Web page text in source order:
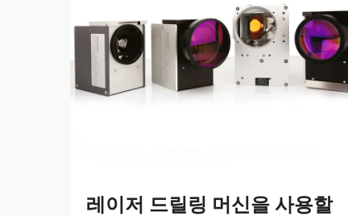
레이저 드릴링 머신을 사용할